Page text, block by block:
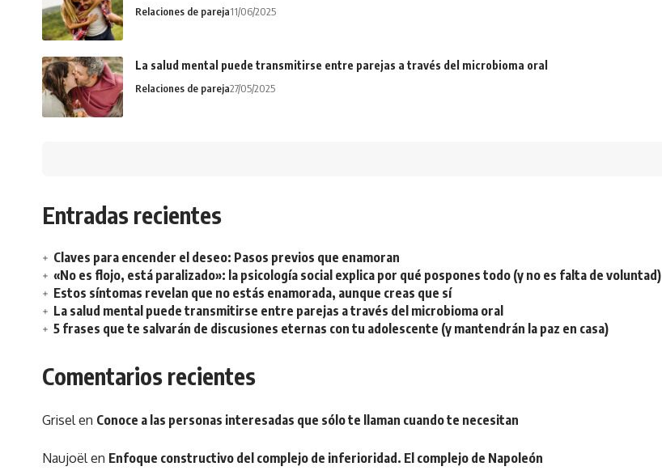
Relaciones de pareja11/06/2025
La salud mental puede transmitirse entre parejas a través del microbioma oral
Relaciones de pareja27/05/2025
Entradas recientes
Claves para encender el deseo: Pasos previos que enamoran
«No es flojo, está paralizado»: la psicología social explica por qué pospones todo (y no es falta de voluntad)
Estos síntomas revelan que no estás enamorada, aunque creas que sí
La salud mental puede transmitirse entre parejas a través del microbioma oral
5 frases que te salvarán de discusiones eternas con tu adolescente (y mantendrán la paz en casa)
Comentarios recientes
Grisel en Conoce a las personas interesadas que sólo te llaman cuando te necesitan
Naujoël en Enfoque constructivo del complejo de inferioridad. El complejo de Napoleón